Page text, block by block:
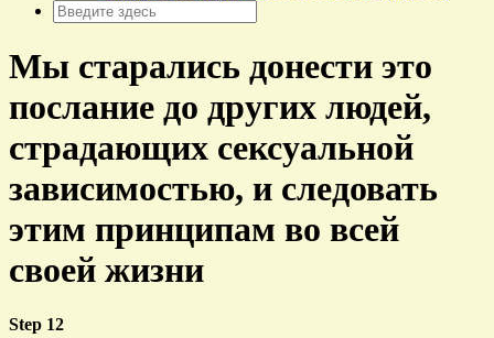
Мы старались донести это
послание до других людей,
страдающих сексуальной
зависимостью, и следовать
этим принципам во всей
своей жизни
Step 12